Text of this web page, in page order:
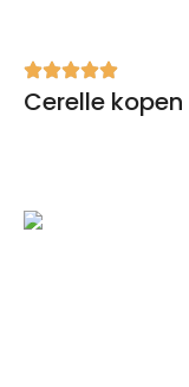
Cerelle kopen